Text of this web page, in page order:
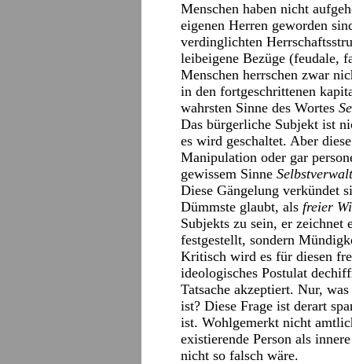
Menschen haben nicht
eigenen Herren geworden
verdinglichten
leibeigene Bezüge (feudale,
Menschen herrschen zwar
in den fortgeschrittenen
wahrsten Sinne des Wortes
Das bürgerliche Subjekt ist
es wird geschaltet. Aber
Manipulation oder gar
gewissem Sinne
Diese Gängelung verkündet
Dümmste glaubt, als freier
Subjekts zu sein, er
festgestellt, sondern
Kritisch wird es für diesen
ideologisches Postulat
Tatsache akzeptiert. Nur,
ist? Diese Frage ist derart
ist. Wohlgemerkt nicht
existierende Person als
nicht so falsch wäre.